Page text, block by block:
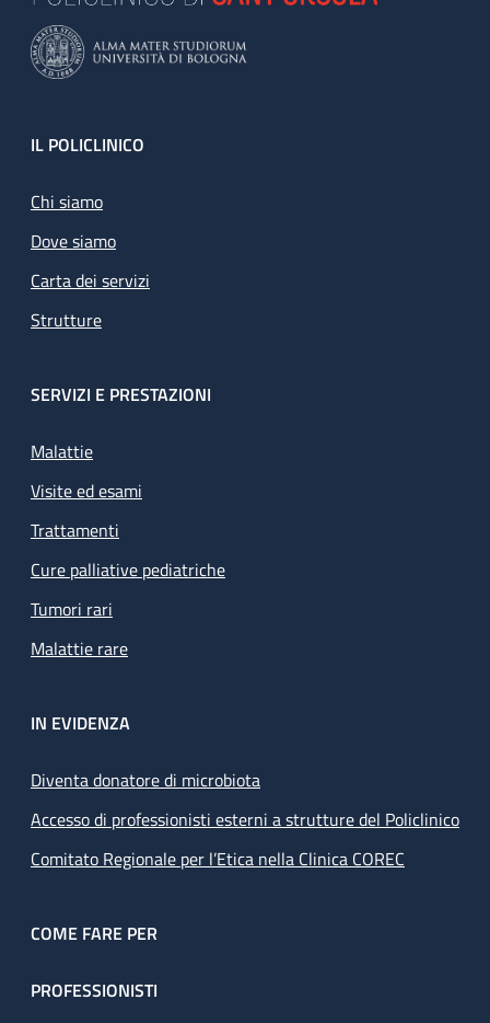
Footer
IL POLICLINICO
Chi siamo
Dove siamo
Carta dei servizi
Strutture
SERVIZI E PRESTAZIONI
Malattie
Visite ed esami
Trattamenti
Cure palliative pediatriche
Tumori rari
Malattie rare
IN EVIDENZA
Diventa donatore di microbiota
Accesso di professionisti esterni a strutture del Policlinico
Comitato Regionale per l’Etica nella Clinica COREC
COME FARE PER
PROFESSIONISTI